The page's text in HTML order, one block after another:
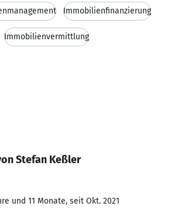
Immobilienfinanzierung
Immobilienvermittlung
Stefan Keßler
und 11 Monate, seit Okt. 2021